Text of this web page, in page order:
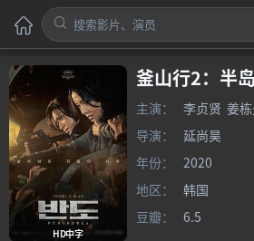
HD中字
釜山行2：半岛
主演： 李贞贤 姜
导演：
延尚昊
年份：
2020
地区：
韩国
豆瓣：
6.5